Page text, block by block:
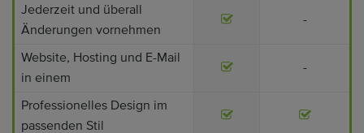
Jederzeit und überall
Änderungen vornehmen
-
Website, Hosting und E-Mail
in einem
-
Professionelles Design im
passenden Stil